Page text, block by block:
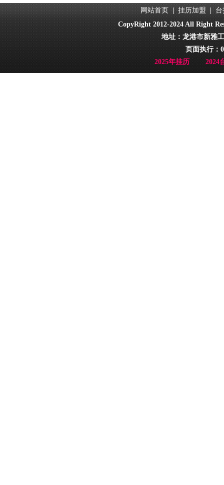
网站首页 挂历加盟
CopyRight 2012-2024 All Right
地址：龙港市新雅
页面执行：
2025年挂历
2024